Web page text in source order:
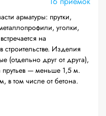
арматуры: прутки,
уголки,
на
Изделия
(отдельно друг от друга),
— меньше 1,5 м.
том числе от бетона.